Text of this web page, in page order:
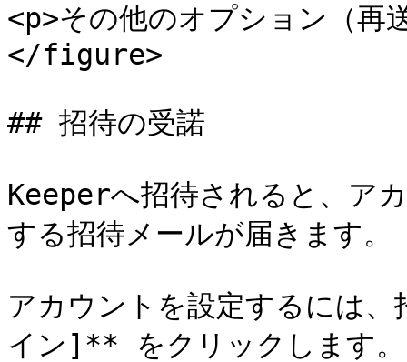
<p>その他のオプション（
</figure>
## 招待の受諾
Keeperへ招待されると、ア
する招待メールが届きます。
アカウントを設定するには
イン]** をクリックします。